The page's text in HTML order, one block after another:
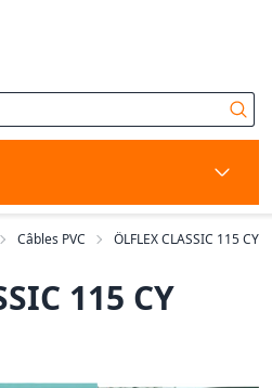
Câbles PVC ÖLFLEX CLASSIC 115 CY
115 CY